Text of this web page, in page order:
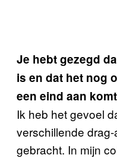
Je hebt gezegd
is en dat het nog
een eind aan
Ik heb het gevoel
verschillende
gebracht. In mijn